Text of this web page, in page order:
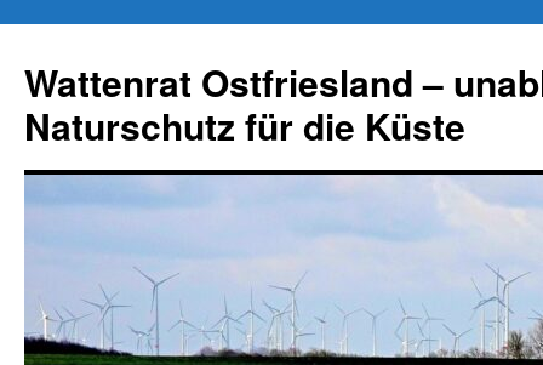
springen
Wattenrat Ostfriesland –
Naturschutz für die Küste